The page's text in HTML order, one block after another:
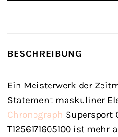
BESCHREIBUNG
Ein Meisterwerk der
Statement maskuliner
Chronograph Supersport
T1256171605100 ist mehr